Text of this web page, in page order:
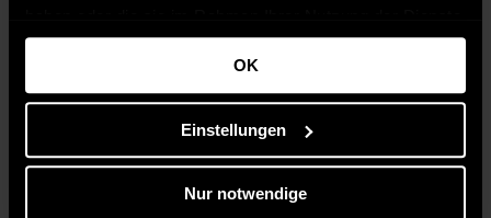
gesammelt haben.
OK
Einstellungen
Nur notwendige